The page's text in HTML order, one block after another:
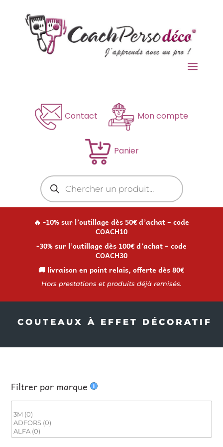
a
Contact Mon compte
Panier
Recherche
de
produits
🔥 -10% sur l’outillage dès 50€ d’achat – code
COACH10
-30% sur l’outillage dès 100€ d’achat – code
COACH30
🚚 livraison en point relais, offerte dès 80€
Hors prestations et produits déjà remisés.
COUTEAUX À EFFET DÉCORATIF
Filtrer par marque